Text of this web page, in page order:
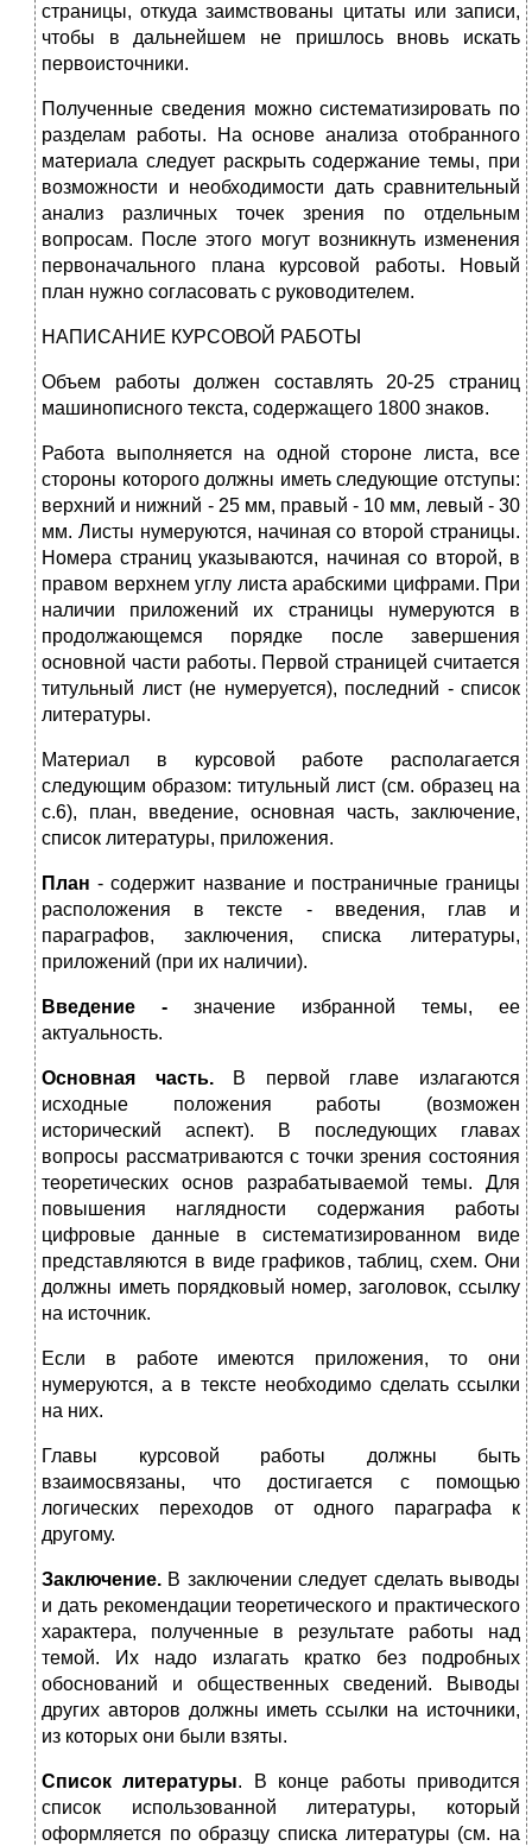
страницы, откуда заимствованы цитаты или записи,
чтобы в дальнейшем не пришлось вновь искать
первоисточники.
Полученные сведения можно систематизировать по
разделам работы. На основе анализа отобранного
материала следует раскрыть содержание темы, при
возможности и необходимости дать сравнительный
анализ различных точек зрения по отдельным
вопросам. После этого могут возникнуть изменения
первоначального плана курсовой работы. Новый
план нужно согласовать с руководителем.
НАПИСАНИЕ КУРСОВОЙ РАБОТЫ
Объем работы должен составлять 20-25 страниц
машинописного текста, содержащего 1800 знаков.
Работа выполняется на одной стороне листа, все
стороны которого должны иметь следующие отступы:
верхний и нижний - 25 мм, правый - 10 мм, левый - 30
мм. Листы нумеруются, начиная со второй страницы.
Номера страниц указываются, начиная со второй, в
правом верхнем углу листа арабскими цифрами. При
наличии приложений их страницы нумеруются в
продолжающемся порядке после завершения
основной части работы. Первой страницей считается
титульный лист (не нумеруется), последний - список
литературы.
Материал в курсовой работе располагается
следующим образом: титульный лист (см. образец на
с.6), план, введение, основная часть, заключение,
список литературы, приложения.
План - содержит название и постраничные границы
расположения в тексте - введения, глав и
параграфов, заключения, списка литературы,
приложений (при их наличии).
Введение - значение избранной темы, ее
актуальность.
Основная часть.
В первой главе излагаются
исходные положения работы (возможен
исторический аспект). В последующих главах
вопросы рассматриваются с точки зрения состояния
теоретических основ разрабатываемой темы. Для
повышения наглядности содержания работы
цифровые данные в систематизированном виде
представляются в виде графиков, таблиц, схем. Они
должны иметь порядковый номер, заголовок, ссылку
на источник.
Если в работе имеются приложения, то они
нумеруются, а в тексте необходимо сделать ссылки
на них.
Главы курсовой работы должны быть
взаимосвязаны, что достигается с помощью
логических переходов от одного параграфа к
другому.
Заключение. В заключении следует сделать выводы
и дать рекомендации теоретического и практического
характера, полученные в результате работы над
темой. Их надо излагать кратко без подробных
обоснований и общественных сведений. Выводы
других авторов должны иметь ссылки на источники,
из которых они были взяты.
Список литературы. В конце работы приводится
список использованной литературы, который
оформляется по образцу списка литературы (см. на